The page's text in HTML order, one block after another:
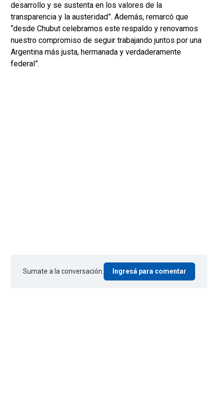
desarrollo y se sustenta en los valores de la
transparencia y la austeridad”. Además, remarcó que
“desde Chubut celebramos este respaldo y renovamos
nuestro compromiso de seguir trabajando juntos por una
Argentina más justa, hermanada y verdaderamente
federal”.
Sumate a la conversación. Ingresá para comentar